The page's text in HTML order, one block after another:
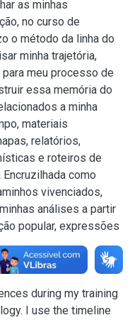
as minhas
no curso de
o método da linha do
minha trajetória,
meu processo de
essa memória do
a minha
materiais
relatórios,
e roteiros de
como
vivenciados,
análises a partir
popular, expressões
during my training
I use the timeline